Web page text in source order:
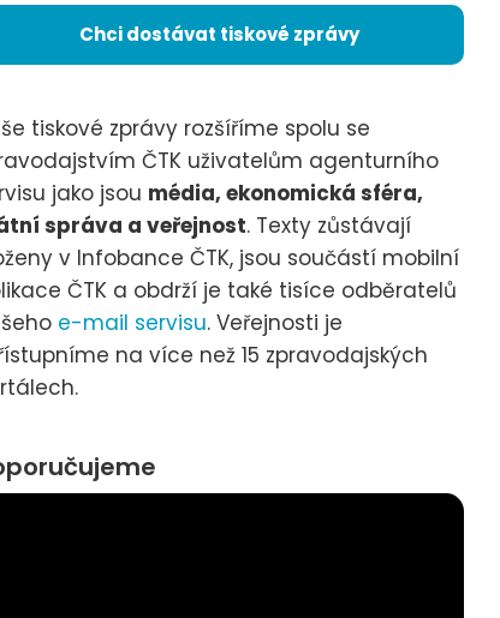
Chci dostávat tiskové zprávy
tiskové zprávy rozšíříme spolu se
ČTK uživatelům agenturního
jako jsou média, ekonomická sféra,
správa a veřejnost. Texty zůstávají
v Infobance ČTK, jsou součástí mobilní
ČTK a obdrží je také tisíce odběratelů
e-mail servisu. Veřejnosti je
na více než 15 zpravodajských